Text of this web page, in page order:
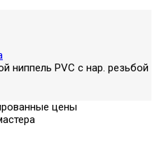
ниппель PVC c нар. резьбой
цены